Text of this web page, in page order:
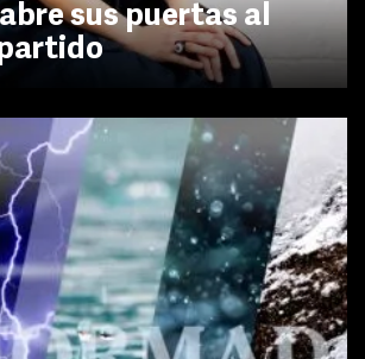
sus puertas al